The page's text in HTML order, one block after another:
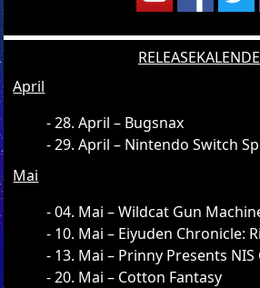
April
28. April – Bugsnax
29. April – Nintendo Switch
Mai
04. Mai – Wildcat Gun
10. Mai – Eiyuden Chronicle:
13. Mai – Prinny Presents
20. Mai – Cotton Fantasy